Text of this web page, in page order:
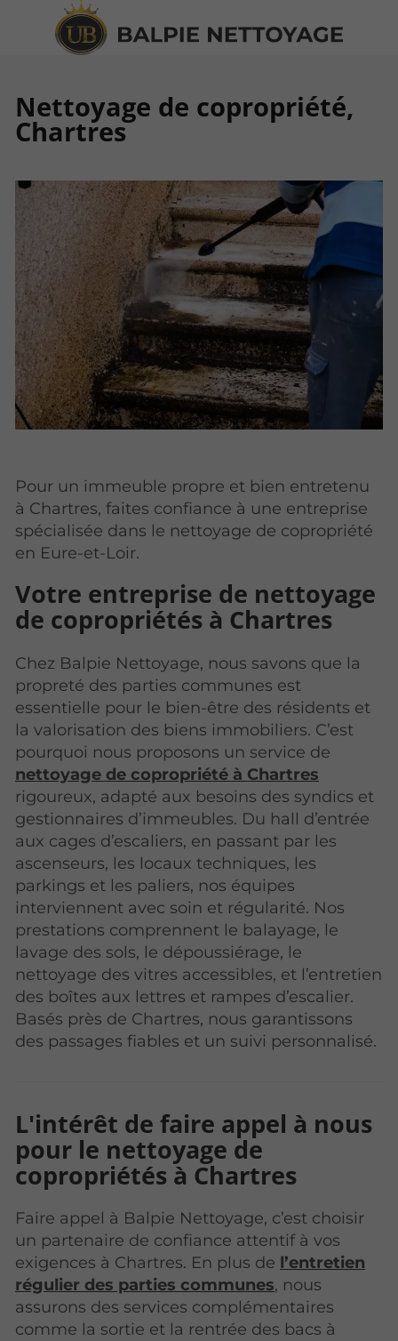
Nettoyage de copropriété,
Chartres
Pour un immeuble propre et bien entretenu
à Chartres, faites confiance à une entreprise
spécialisée dans le nettoyage de copropriété
en Eure-et-Loir.
Votre entreprise de nettoyage
de copropriétés à Chartres
Chez Balpie Nettoyage, nous savons que la
propreté des parties communes est
essentielle pour le bien-être des résidents et
la valorisation des biens immobiliers. C’est
pourquoi nous proposons un service de
nettoyage de copropriété à Chartres
rigoureux, adapté aux besoins des syndics et
gestionnaires d’immeubles. Du hall d’entrée
aux cages d’escaliers, en passant par les
ascenseurs, les locaux techniques, les
parkings et les paliers, nos équipes
interviennent avec soin et régularité. Nos
prestations comprennent le balayage, le
lavage des sols, le dépoussiérage, le
nettoyage des vitres accessibles, et l’entretien
des boîtes aux lettres et rampes d’escalier.
Basés près de Chartres, nous garantissons
des passages fiables et un suivi personnalisé.
L'intérêt de faire appel à nous
pour le nettoyage de
copropriétés à Chartres
Faire appel à Balpie Nettoyage, c’est choisir
un partenaire de confiance attentif à vos
exigences à Chartres. En plus de l’entretien
régulier des parties communes, nous
assurons des services complémentaires
comme la sortie et la rentrée des bacs à